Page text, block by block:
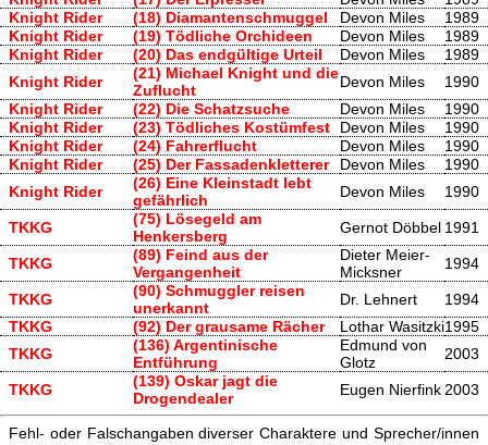
Knight Rider
(18) Diamantenschmuggel Devon Miles
1989
Knight Rider
(19) Tödliche Orchideen Devon Miles
1989
Knight Rider
(20) Das endgültige Urteil Devon Miles
1989
Knight Rider
(21) Michael Knight und die
Zuflucht
Devon Miles
1990
Knight Rider
(22) Die Schatzsuche Devon Miles
1990
Knight Rider
(23) Tödliches Kostümfest Devon Miles
1990
Knight Rider
(24) Fahrerflucht Devon Miles
1990
Knight Rider
(25) Der Fassadenkletterer Devon Miles
1990
Knight Rider
(26) Eine Kleinstadt lebt
gefährlich
Devon Miles 1990
TKKG
(75) Lösegeld am
Henkersberg
Gernot Döbbel 1991
TKKG
(89) Feind aus der
Vergangenheit
Dieter Meier-
Micksner
1994
TKKG
(90) Schmuggler reisen
unerkannt
Dr. Lehnert
1994
TKKG
(92) Der grausame Rächer Lothar Wasitzki1995
TKKG
(136) Argentinische
Entführung
Edmund von
Glotz
2003
TKKG
(139) Oskar jagt die
Drogendealer
Eugen Nierfink 2003
Fehl- oder Falschangaben diverser Charaktere und Sprecher/innen